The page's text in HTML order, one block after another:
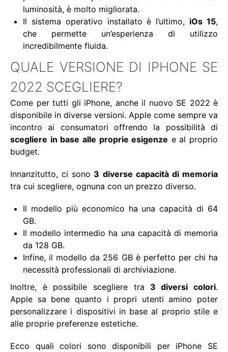
luminosità, è molto migliorata.
Il sistema operativo installato è l’ultimo, iOs 15,
che permette un’esperienza di utilizzo
incredibilmente fluida.
QUALE VERSIONE DI IPHONE SE
2022 SCEGLIERE?
Come per tutti gli iPhone, anche il nuovo SE 2022 è
disponibile in diverse versioni. Apple come sempre va
incontro ai consumatori offrendo la possibilità di
scegliere in base alle proprie esigenze e al proprio
budget.
Innanzitutto, ci sono 3 diverse capacità di memoria
tra cui scegliere, ognuna con un prezzo diverso.
Il modello più economico ha una capacità di 64
GB.
Il modello intermedio ha una capacità di memoria
da 128 GB.
Infine, il modello da 256 GB è perfetto per chi ha
necessità professionali di archiviazione.
Inoltre, è possibile scegliere tra 3 diversi colori.
Apple sa bene quanto i propri utenti amino poter
personalizzare i dispositivi in base al proprio stile e
alle proprie preferenze estetiche.
Ecco quali colori sono disponibili per iPhone SE